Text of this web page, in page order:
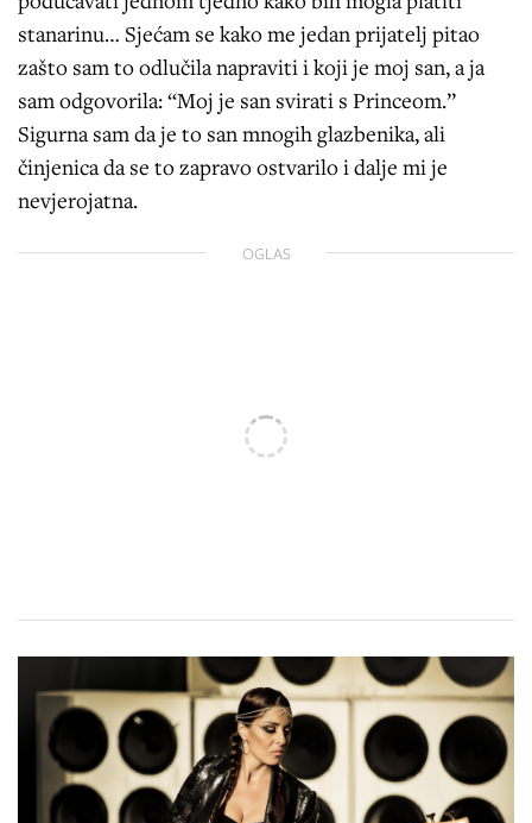
stanarinu… Sjećam se kako me jedan prijatelj pitao
zašto sam to odlučila napraviti i koji je moj san, a ja
sam odgovorila: “Moj je san svirati s Princeom.”
Sigurna sam da je to san mnogih glazbenika, ali
činjenica da se to zapravo ostvarilo i dalje mi je
nevjerojatna.
OGLAS